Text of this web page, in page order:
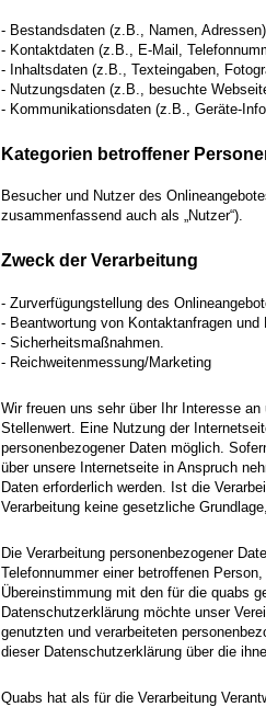
- Bestandsdaten (z.B., Namen,
- Kontaktdaten (z.B., E-Mail,
- Inhaltsdaten (z.B., Texteingaben,
- Nutzungsdaten (z.B., besuchte
- Kommunikationsdaten (z.B., Geräte-
Kategorien betroffener
Besucher und Nutzer des
zusammenfassend auch als „Nutzer“).
Zweck der Verarbeitung
- Zurverfügungstellung des
- Beantwortung von Kontaktanfragen und
- Sicherheitsmaßnahmen.
- Reichweitenmessung/Marketing
Wir freuen uns sehr über Ihr Interesse
Stellenwert. Eine Nutzung der
personenbezogener Daten möglich.
über unsere Internetseite in Anspruch
Daten erforderlich werden. Ist die
Verarbeitung keine gesetzliche
Die Verarbeitung personenbezogener
Telefonnummer einer betroffenen
Übereinstimmung mit den für die quabs
Datenschutzerklärung möchte unser
genutzten und verarbeiteten
dieser Datenschutzerklärung über die
Quabs hat als für die Verarbeitung